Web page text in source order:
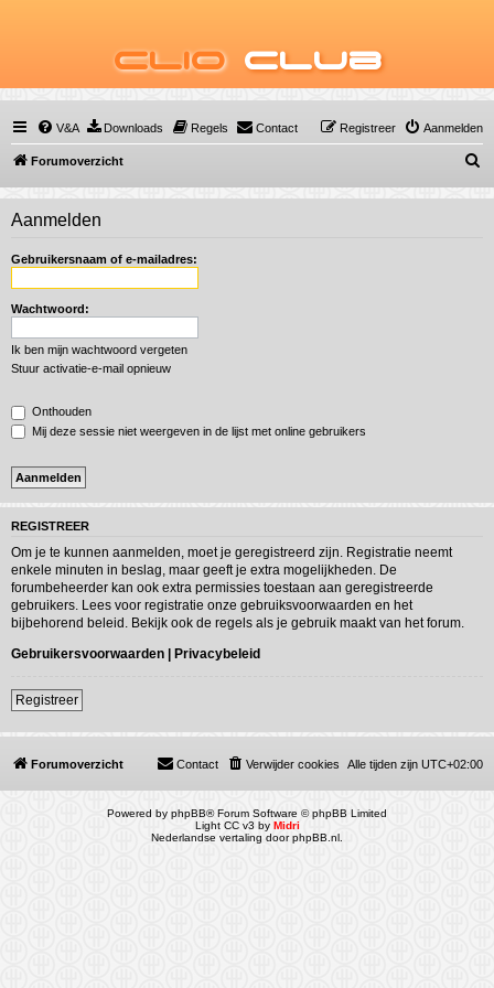
Clio Club
V&A Downloads Regels Contact Aanmelden
Registreer
Forumoverzicht
o
Aanmelden
Gebruikersnaam of e-mailadres:
Wachtwoord:
Ik ben mijn wachtwoord vergeten
Stuur activatie-e-mail opnieuw
Onthouden
Mij deze sessie niet weergeven in de lijst met online gebruikers
REGISTREER
Om je te kunnen aanmelden, moet je geregistreerd zijn. Registratie neemt
enkele minuten in beslag, maar geeft je extra mogelijkheden. De
forumbeheerder kan ook extra permissies toestaan aan geregistreerde
gebruikers. Lees voor registratie onze gebruiksvoorwaarden en het
bijbehorend beleid. Bekijk ook de regels als je gebruik maakt van het forum.
Gebruikersvoorwaarden | Privacybeleid
Registreer
Forumoverzicht Alle tijden zijn UTC+02:00
Verwijder cookies
Contact
Powered by phpBB® Forum Software © phpBB Limited
Light CC v3 by Midri
Nederlandse vertaling doorphpBB.nl